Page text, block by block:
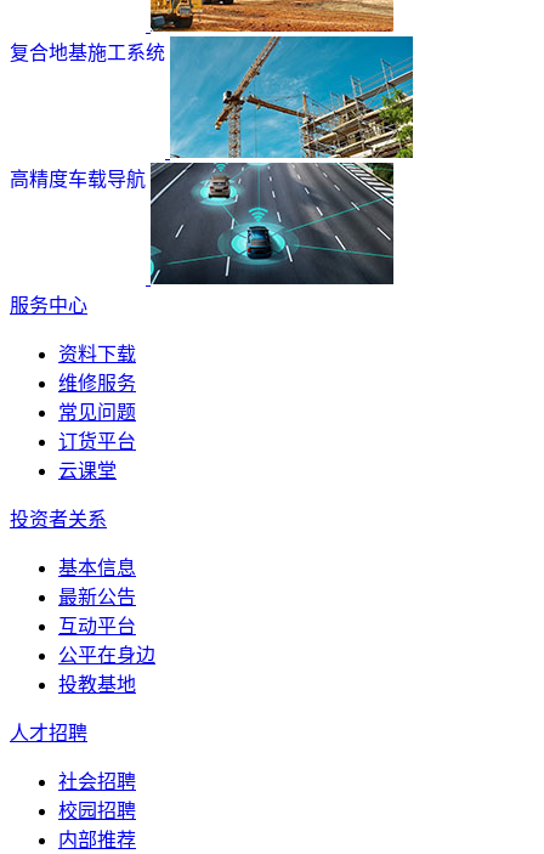
复合地基施工系统
高精度车载导航
服务中心
资料下载
维修服务
常见问题
订货平台
云课堂
投资者关系
基本信息
最新公告
互动平台
公平在身边
投教基地
人才招聘
社会招聘
校园招聘
内部推荐